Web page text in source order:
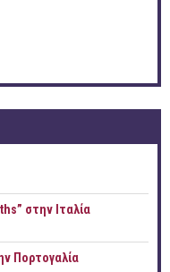
στην Ιταλία
Πορτογαλία